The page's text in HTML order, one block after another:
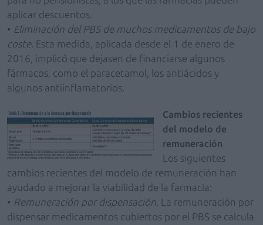
aplicar descuentos.
• Eliminación del PBS de muchos medicamentos de bajo
coste. Esta medida, aplicada desde el 1 de enero de
2016, implicó que dejasen de financiarse algunos
fármacos, como el paracetamol, los antiácidos y
algunos antiinflamatorios.
Cambios recientes
del modelo de
remuneración
Los siguientes
cambios recientes del modelo de remuneración han
ayudado a mejorar la viabilidad de la farmacia:
• Remuneración por dispensación. La remuneración por
dispensar medicamentos cubiertos por el PBS se calcula